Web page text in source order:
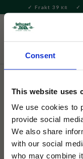
Consent
This website uses
We use cookies to
provide social
We also share
with our social
who may combine
Meny
Frakt 39 KR
Servering & Dukning
Morris & Co
Morris
4-pack